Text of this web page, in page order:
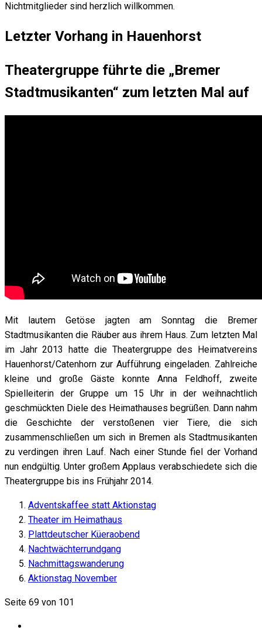
Nichtmitglieder sind herzlich willkommen.
Letzter Vorhang in Hauenhorst
Theatergruppe führte die „Bremer
Stadtmusikanten“ zum letzten Mal auf
Mit lautem Getöse jagten am Sonntag die Bremer
Stadtmusikanten die Räuber aus ihrem Haus. Zum letzten Mal
im Jahr 2013 hatte die Theatergruppe des Heimatvereins
Hauenhorst/Catenhorn zur Aufführung eingeladen. Zahlreiche
kleine und große Gäste konnte Anna Feldhoff, zweite
Spielleiterin der Gruppe um 15 Uhr in der weihnachtlich
geschmückten Diele des Heimathauses begrüßen. Dann nahm
die Geschichte der verstoßenen vier Tiere, die sich
zusammenschließen um sich in Bremen als Stadtmusikanten
zu verdingen ihren Lauf. Nach einer Stunde fiel der Vorhand
nun endgültig. Unter großem Applaus verabschiedete sich die
Theatergruppe bis ins Frühjahr 2014.
Adventskaffee statt Aktionstag
Theater im Heimathaus
Plattdeutscher Küeraobend
Nachtwächterrundgang
Nachmittagswanderung
Aktionstag November
Seite 69 von 101